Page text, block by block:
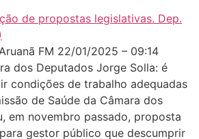
FM 22/01/2025 – 09:14
dos Deputados Jorge Solla: é
condições de trabalho adequadas
de Saúde da Câmara dos
em novembro passado, proposta
gestor público que descumprir